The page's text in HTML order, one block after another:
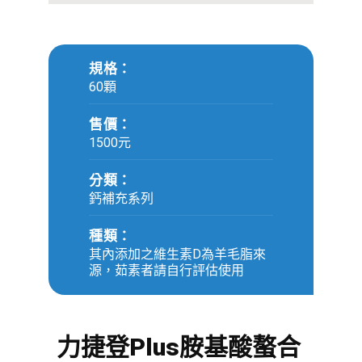
規格：
60顆
售價：
1500元
分類：
鈣補充系列
種類：
其內添加之維生素D為羊毛脂來
源，茹素者請自行評估使用
力捷登Plus胺基酸螯合